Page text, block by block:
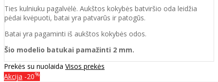
Ties kulniuku pagalvėlė. Aukštos kokybės batviršio oda leidžia
pėdai kvėpuoti, batai yra patvarūs ir patogūs.
Batai yra pagaminti iš aukštos kokybės odos.
Šio modelio batukai pamažinti 2 mm.
Prekės su nuolaida Visos prekės
Akcija -20%